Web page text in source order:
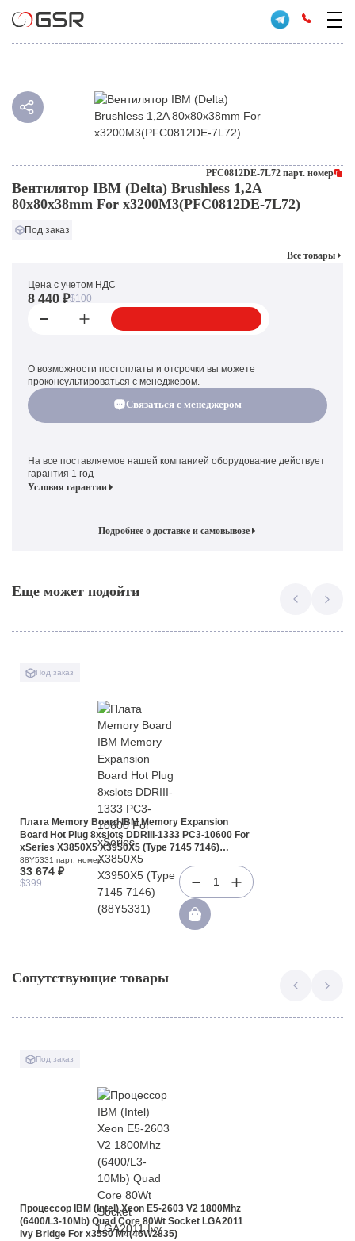
PFC0812DE-7L72 парт. номер
Вентилятор IBM (Delta) Brushless 1,2A
80x80x38mm For x3200M3(PFC0812DE-7L72)
Под заказ
Все товары
Цена с учетом НДС
8 440 ₽$100
О возможности постоплаты и отсрочки вы можете
проконсультироваться с менеджером.
Связаться с менеджером
На все поставляемое нашей компанией оборудование действует
гарантия 1 год
Условия гарантии
Подробнее о доставке и самовывозе
Еще может подойти
Под заказ
Плата Memory Board IBM Memory Expansion
Board Hot Plug 8xslots DDRIII-1333 PC3-10600 For
xSeries X3850X5 X3950X5 (Type 7145 7146)
(88Y5331)
88Y5331 парт. номер
33 674 ₽
$399 1
Сопутствующие товары
Под заказ
Процессор IBM (Intel) Xeon E5-2603 V2 1800Mhz
(6400/L3-10Mb) Quad Core 80Wt Socket LGA2011
Ivy Bridge For x3550 M4(46W2835)